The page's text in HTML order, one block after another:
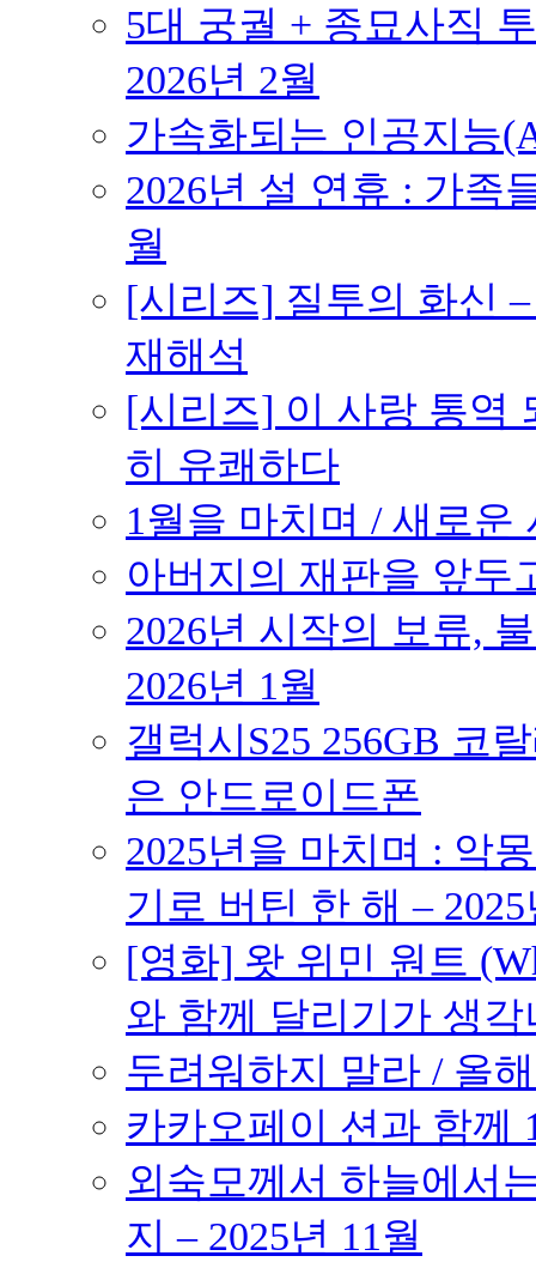
5대 궁궐 + 종묘사직
2026년 2월
가속화되는 인공지능
2026년 설 연휴 : 가족
월
[시리즈] 질투의 화신
재해석
[시리즈] 이 사랑 통역
히 유쾌하다
1월을 마치며 / 새로운
아버지의 재판을 앞두
2026년 시작의 보류,
2026년 1월
갤럭시S25 256GB 코
은 안드로이드폰
2025년을 마치며 : 악
기로 버틴 한 해 –
[영화] 왓 위민 원트
와 함께 달리기가 생각
두려워하지 말라 / 올
카카오페이 션과 함께
외숙모께서 하늘에서
지 – 2025년 11월